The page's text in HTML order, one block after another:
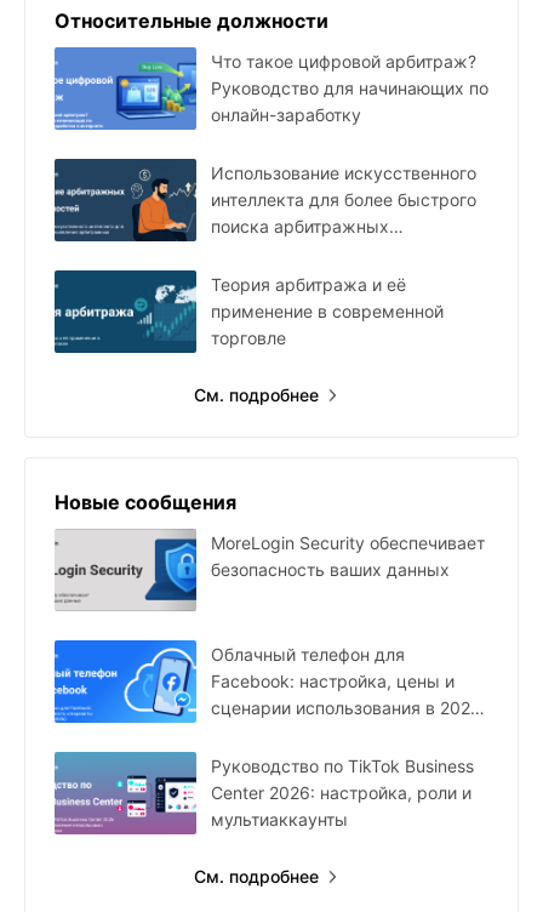
Относительные должности
Что такое цифровой арбитраж?
Руководство для начинающих по
онлайн-заработку
Использование искусственного
интеллекта для более быстрого
поиска арбитражных
Теория арбитража и её
применение в современной
торговле
См. подробнее
Новые сообщения
MoreLogin Security обеспечивает
безопасность ваших данных
Облачный телефон для
Facebook: настройка, цены и
сценарии использования в 2026
Руководство по TikTok Business
Center 2026: настройка, роли и
мультиаккаунты
См. подробнее